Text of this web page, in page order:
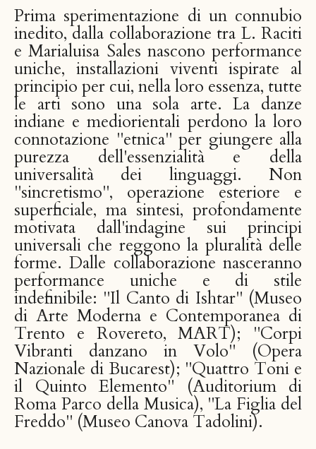
Prima sperimentazione di un connubio
inedito, dalla collaborazione tra L. Raciti
e Marialuisa Sales nascono performance
uniche, installazioni viventi ispirate al
principio per cui, nella loro essenza, tutte
le arti sono una sola arte. La danze
indiane e mediorientali perdono la loro
connotazione "etnica" per giungere alla
purezza dell'essenzialità e della
universalità dei linguaggi. Non
"sincretismo", operazione esteriore e
superficiale, ma sintesi, profondamente
motivata dall'indagine sui principi
universali che reggono la pluralità delle
forme. Dalle collaborazione nasceranno
performance uniche e di stile
indefinibile: "Il Canto di Ishtar" (Museo
di Arte Moderna e Contemporanea di
Trento e Rovereto, MART); "Corpi
Vibranti danzano in Volo" (Opera
Nazionale di Bucarest); "Quattro Toni e
il Quinto Elemento" (Auditorium di
Roma Parco della Musica), "La Figlia del
Freddo" (Museo Canova Tadolini).